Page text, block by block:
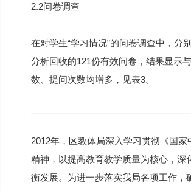
2.2问卷调查
在对学生“学习情况”的问卷调查中，分
分析回收的121份有效问卷，结果显示
数、提问次数均增多，见表3。
2012年，区教体局深入学习贯彻《国
精神，以提高教育教学质量为核心，
衡发展。为进一步落实我局各项工作